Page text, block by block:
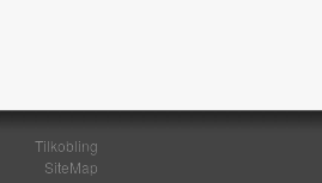
Tilkobling
SiteMap